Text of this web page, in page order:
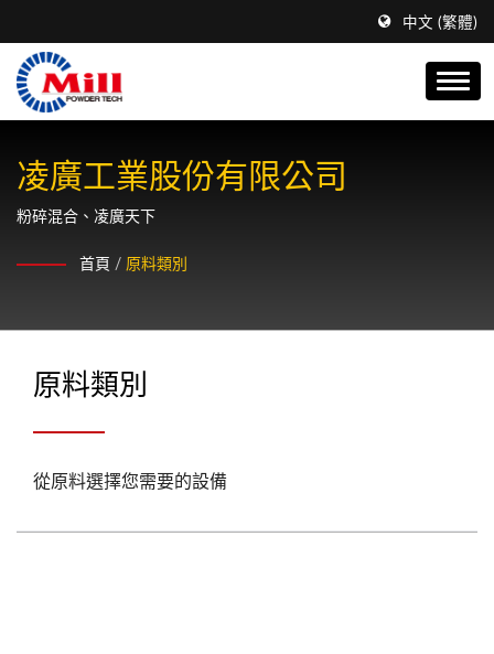
中文 (繁體)
凌廣工業股份有限公司
粉碎混合、凌廣天下
首頁 / 原料類別
原料類別
從原料選擇您需要的設備